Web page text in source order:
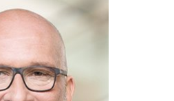
kura.de